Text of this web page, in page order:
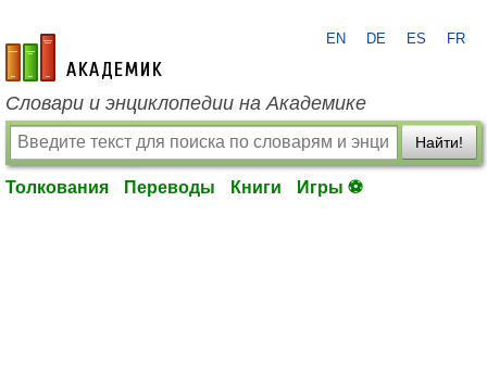
academic.ru
EN DE ES FR
Словари и энциклопедии на Академике
Найти!
Толкования Переводы Книги Игры ⚽